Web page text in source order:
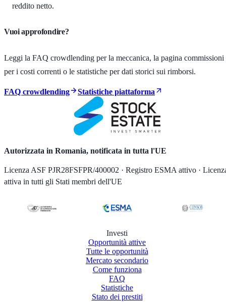
reddito netto.
Vuoi approfondire?
Leggi la FAQ crowdlending per la meccanica, la pagina commissioni
per i costi correnti o le statistiche per dati storici sui rimborsi.
FAQ crowdlending Statistiche piattaforma
Autorizzata in Romania, notificata in tutta l'UE
Licenza ASF PJR28FSFPR/400002 · Registro ESMA attivo ·
attiva in tutti gli Stati membri dell'UE
Investi
Opportunità attive
Tutte le opportunità
Mercato secondario
Come funziona
FAQ
Statistiche
Stato dei prestiti